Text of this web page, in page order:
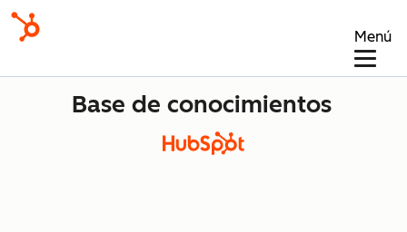
Menú
Base de conocimientos